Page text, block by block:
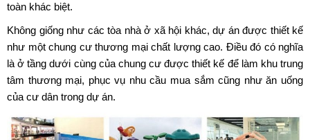
toàn khác biệt.
Không giống như các tòa nhà ở xã hội khác, dự án được thiết kế
như một chung cư thương mại chất lượng cao. Điều đó có nghĩa
là ở tầng dưới cùng của chung cư được thiết kế để làm khu trung
tâm thương mại, phục vụ nhu cầu mua sắm cũng như ăn uống
của cư dân trong dự án.